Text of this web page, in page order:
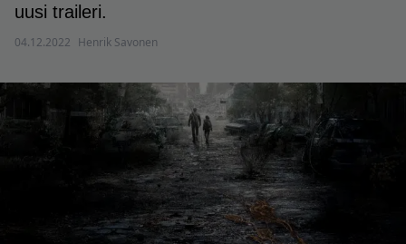
uusi traileri.
04.12.2022 Henrik Savonen